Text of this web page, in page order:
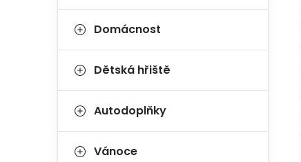
Domácnost
Dětská hřiště
Autodoplňky
Vánoce